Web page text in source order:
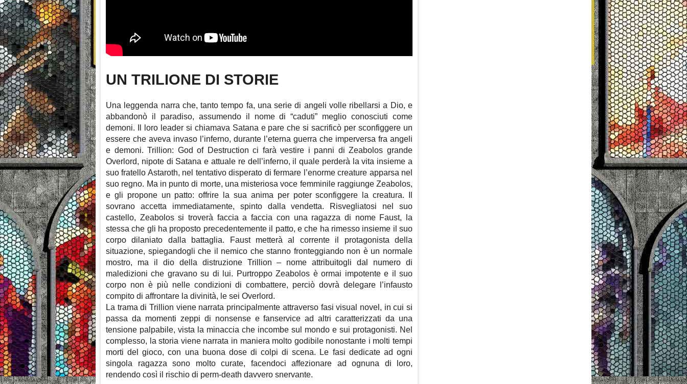
UN TRILIONE DI STORIE
Una leggenda narra che, tanto tempo fa, una serie di angeli volle ribellarsi a Dio, e
abbandonò il paradiso, assumendo il nome di “caduti” meglio conosciuti come
demoni. Il loro leader si chiamava Satana e pare che si sacrificò per sconfiggere un
essere che aveva invaso l’inferno, durante l’eterna guerra che imperversa fra angeli
e demoni. Trillion: God of Destruction ci farà vestire i panni di Zeabolos grande
Overlord, nipote di Satana e attuale re dell’inferno, il quale perderà la vita insieme a
suo fratello Astaroth, nel tentativo disperato di fermare l’enorme creature apparsa nel
suo regno. Ma in punto di morte, una misteriosa voce femminile raggiunge Zeabolos,
e gli propone un patto: offrire la sua anima per poter sconfiggere la creatura. Il
sovrano accetta immediatamente, spinto dalla vendetta. Risvegliatosi nel suo
castello, Zeabolos si troverà faccia a faccia con una ragazza di nome Faust, la
stessa che gli ha proposto precedentemente il patto, e che ha rimesso insieme il suo
corpo dilaniato dalla battaglia. Faust metterà al corrente il protagonista della
situazione, spiegandogli che il nemico che stanno fronteggiando non è un normale
mostro, ma il dio della distruzione Trillion – nome attribuitogli dal numero di
maledizioni che gravano su di lui. Purtroppo Zeabolos è ormai impotente e il suo
corpo non è più nelle condizioni di combattere, perciò dovrà delegare l’infausto
compito di affrontare la divinità, le sei Overlord.
La trama di Trillion viene narrata principalmente attraverso fasi visual novel, in cui si
passa da momenti zeppi di nonsense e fanservice ad altri caratterizzati da una
tensione palpabile, vista la minaccia che incombe sul mondo e sui protagonisti. Nel
complesso, la storia viene narrata in maniera molto godibile nonostante i molti tempi
morti del gioco, con una buona dose di colpi di scena. Le fasi dedicate ad ogni
singola ragazza sono molto curate, facendoci affezionare ad ognuna di loro,
rendendo così il rischio di perm-death davvero snervante.